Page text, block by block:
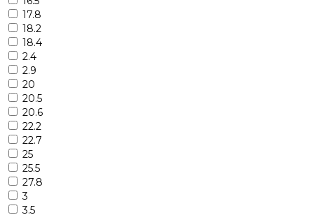
17.8
18.2
18.4
2.4
2.9
20
20.5
20.6
22.2
22.7
25
25.5
27.8
3
3.5